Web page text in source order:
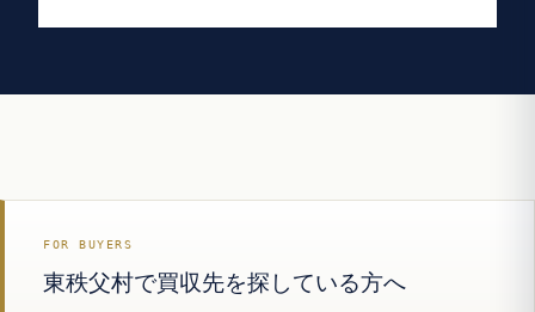
FOR BUYERS
東秩父村で買収先を探している方へ